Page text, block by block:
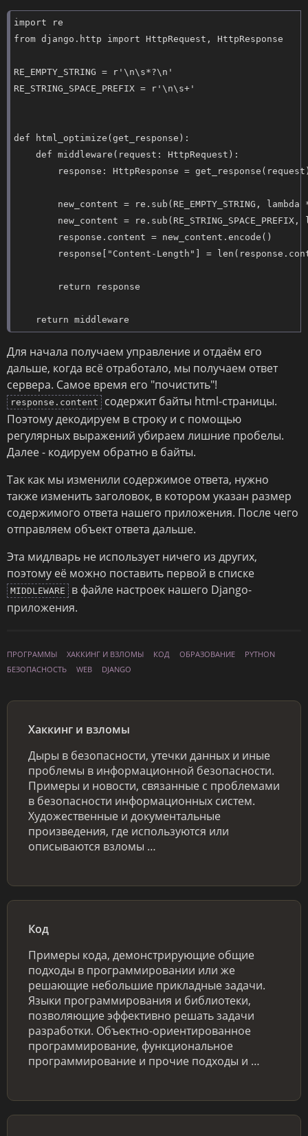
import re
from django.http import HttpRequest, HttpResponse
RE_EMPTY_STRING = r'\n\s*?\n'
RE_STRING_SPACE_PREFIX = r'\n\s+'
def html_optimize(get_response):
    def middleware(request: HttpRequest):
response: HttpResponse =
new_content = re.sub(RE_EMPTY_STRING, lambda
new_content = re.sub(RE_STRING_SPACE_PREFIX,
        response.content = new_content.encode()
response["Content-Length"] =
        return response
    return middleware
Для начала получаем управление и отдаём его
дальше, когда всё отработало, мы получаем ответ
сервера. Самое время его "почистить"!
response.content
содержит байты html-страницы.
Поэтому декодируем в строку и с помощью
регулярных выражений убираем лишние пробелы.
Далее - кодируем обратно в байты.
Так как мы изменили содержимое ответа, нужно
также изменить заголовок, в котором указан размер
содержимого ответа нашего приложения. После чего
отправляем объект ответа дальше.
Эта мидлварь не использует ничего из других,
поэтому её можно поставить первой в списке
MIDDLEWARE
в файле настроек нашего Django-
приложения.
ПРОГРАММЫ ХАККИНГ И ВЗЛОМЫ КОД ОБРАЗОВАНИЕ
PYTHON
БЕЗОПАСНОСТЬ
WEB DJANGO
Хаккинг и взломы
Дыры в безопасности, утечки данных и иные
проблемы в информационной безопасности.
Примеры и новости, связанные с проблемами
в безопасности информационных систем.
Художественные и документальные
произведения, где используются или
описываются взломы …
Код
Примеры кода, демонстрирующие общие
подходы в программировании или же
решающие небольшие прикладные задачи.
Языки программирования и библиотеки,
позволяющие эффективно решать задачи
разработки. Объектно-ориентированное
программирование, функциональное
программирование и прочие подходы и …